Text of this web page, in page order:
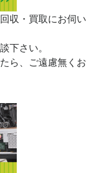
収・買取にお伺い
下さい。
ら、ご遠慮無くお